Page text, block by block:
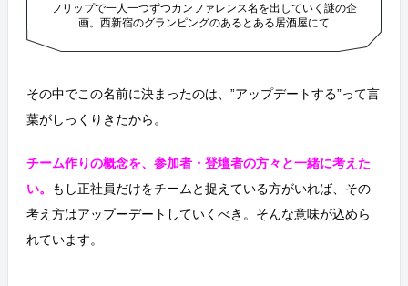
フリップで一人一つずつカンファレンス名を出していく謎の企
画。西新宿のグランピングのあるとある居酒屋にて
その中でこの名前に決まったのは、”アップデートする”って言
葉がしっくりきたから。
チーム作りの概念を、参加者・登壇者の方々と一緒に考えた
い。
もし正社員だけをチームと捉えている方がいれば、その
考え方はアップーデートしていくべき。そんな意味が込めら
れています。